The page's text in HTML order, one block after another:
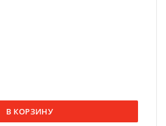
В КОРЗИНУ